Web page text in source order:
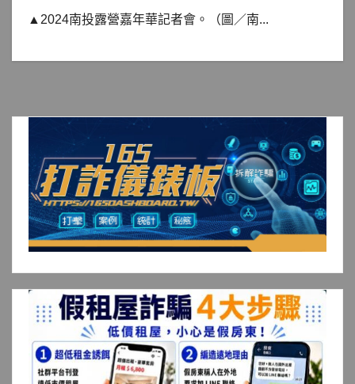
▲2024南投露營嘉年華記者會。（圖／南...